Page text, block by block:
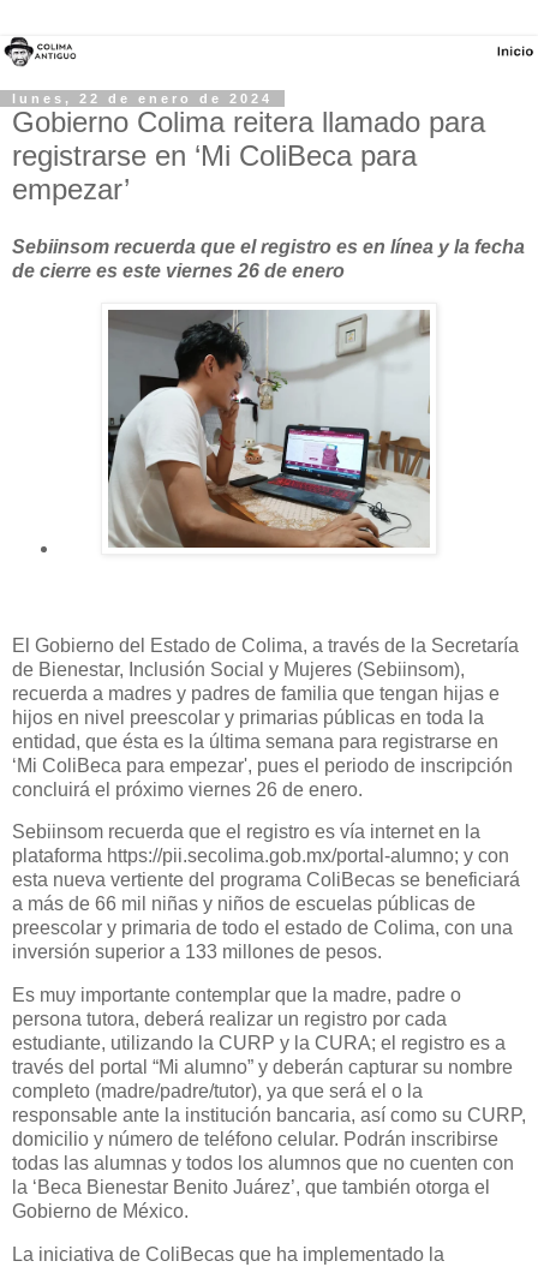
lunes, 22 de enero de 2024
Gobierno Colima reitera llamado para
registrarse en ‘Mi ColiBeca para
empezar’
Sebiinsom recuerda que el registro es en línea y la fecha
de cierre es este viernes 26 de enero
El Gobierno del Estado de Colima, a través de la Secretaría
de Bienestar, Inclusión Social y Mujeres (Sebiinsom),
recuerda a madres y padres de familia que tengan hijas e
hijos en nivel preescolar y primarias públicas en toda la
entidad, que ésta es la última semana para registrarse en
‘Mi ColiBeca para empezar', pues el periodo de inscripción
concluirá el próximo viernes 26 de enero.
Sebiinsom recuerda que el registro es vía internet en la
plataforma https://pii.secolima.gob.mx/portal-alumno; y con
esta nueva vertiente del programa ColiBecas se beneficiará
a más de 66 mil niñas y niños de escuelas públicas de
preescolar y primaria de todo el estado de Colima, con una
inversión superior a 133 millones de pesos.
Es muy importante contemplar que la madre, padre o
persona tutora, deberá realizar un registro por cada
estudiante, utilizando la CURP y la CURA; el registro es a
través del portal “Mi alumno” y deberán capturar su nombre
completo (madre/padre/tutor), ya que será el o la
responsable ante la institución bancaria, así como su CURP,
domicilio y número de teléfono celular. Podrán inscribirse
todas las alumnas y todos los alumnos que no cuenten con
la ‘Beca Bienestar Benito Juárez’, que también otorga el
Gobierno de México.
La iniciativa de ColiBecas que ha implementado la